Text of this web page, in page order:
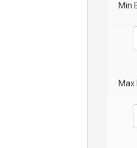
Min
Max